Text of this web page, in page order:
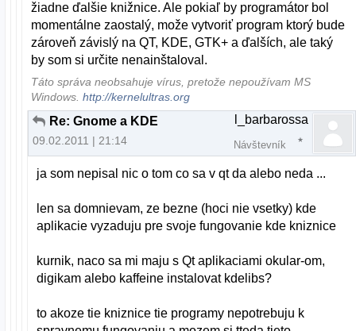
žiadne ďalšie knižnice. Ale pokiaľ by programátor bol
momentálne zaostalý, može vytvoriť program ktorý bude
zároveň závislý na QT, KDE, GTK+ a ďalších, ale taký
by som si určite nenainštaloval.
Táto správa neobsahuje vírus, pretože nepoužívam MS
Windows.http://kernelultras.org
Re: Gnome a KDE
09.02.2011 | 21:14
l_barbarossa
Návštevník
ja som nepisal nic o tom co sa v qt da alebo neda ...
len sa domnievam, ze bezne (hoci nie vsetky) kde
aplikacie vyzaduju pre svoje fungovanie kde kniznice
kurnik, naco sa mi maju s Qt aplikaciami okular-om,
digikam alebo kaffeine instalovat kdelibs?
to akoze tie kniznice tie programy nepotrebuju k